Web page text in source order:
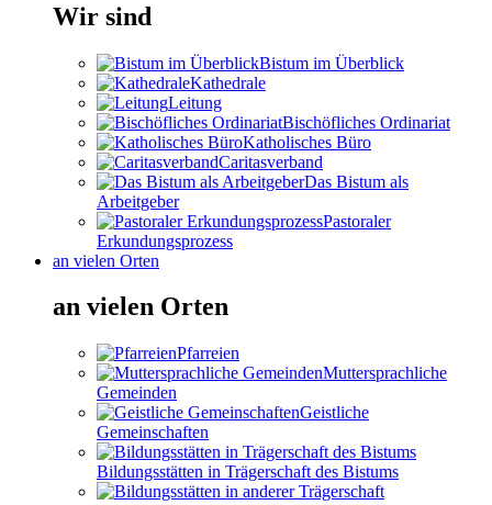
Wir sind
Bistum im Überblick
Kathedrale
Leitung
Bischöfliches Ordinariat
Katholisches Büro
Caritasverband
Das Bistum als
Arbeitgeber
Pastoraler
Erkundungsprozess
an vielen Orten
an vielen Orten
Pfarreien
Muttersprachliche
Gemeinden
Geistliche
Gemeinschaften
Bildungsstätten in Trägerschaft des Bistums